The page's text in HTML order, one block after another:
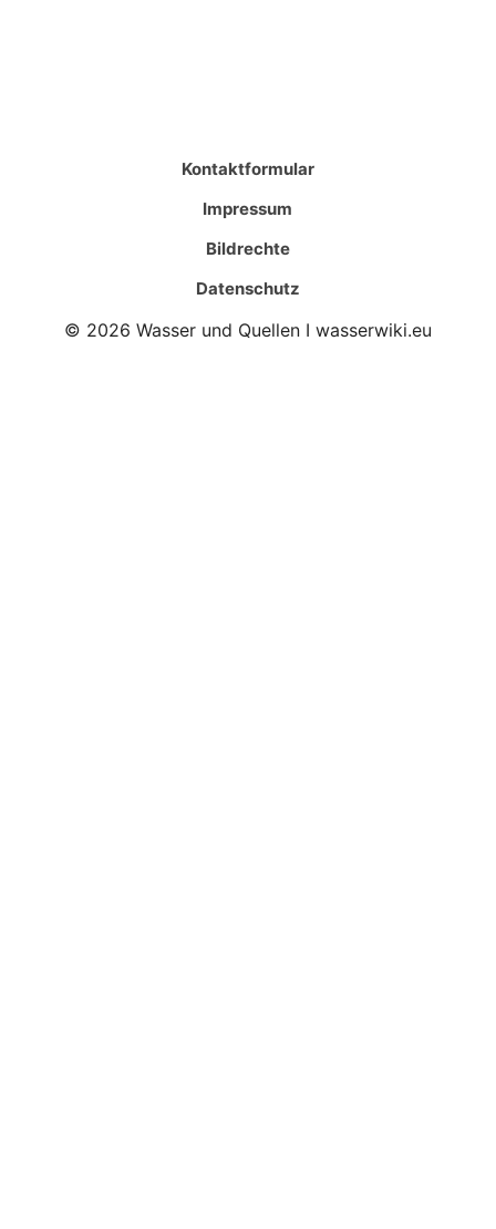
Kontaktformular
Impressum
Bildrechte
Datenschutz
© 2026 Wasser und Quellen I wasserwiki.eu